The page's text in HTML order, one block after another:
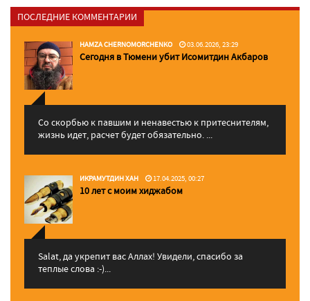
ПОСЛЕДНИЕ КОММЕНТАРИИ
HAMZA CHERNOMORCHENKO 03.06.2026, 23:29
Сегодня в Тюмени убит Исомитдин Акбаров
Со скорбью к павшим и ненавестью к притеснителям,
жизнь идет, расчет будет обязательно. ...
ИКРАМУТДИН ХАН 17.04.2025, 00:27
10 лет с моим хиджабом
Salat, да укрепит вас Аллаx! Увидели, спасибо за
теплые слова :-)...